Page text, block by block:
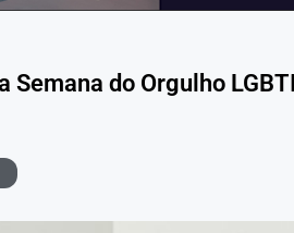
do Orgulho